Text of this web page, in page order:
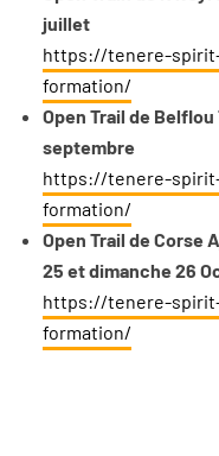
juillet
https://tenere-
formation/
Open Trail de
septembre
https://tenere-
formation/
Open Trail de Corse
25 et dimanche 26
https://tenere-
formation/